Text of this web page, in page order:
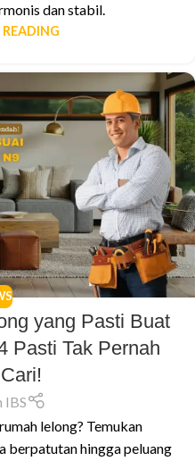
dan stabil.
yang Pasti Buat
Pasti Tak Pernah
IBS
lelong? Temukan
berpatutan hingga peluang